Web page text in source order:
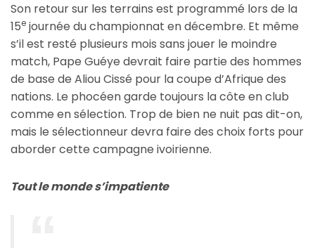
Son retour sur les terrains est programmé lors de la
15e journée du championnat en décembre. Et même
s’il est resté plusieurs mois sans jouer le moindre
match, Pape Guéye devrait faire partie des hommes
de base de Aliou Cissé pour la coupe d’Afrique des
nations. Le phocéen garde toujours la côte en club
comme en sélection. Trop de bien ne nuit pas dit-on,
mais le sélectionneur devra faire des choix forts pour
aborder cette campagne ivoirienne.
Tout le monde s’impatiente